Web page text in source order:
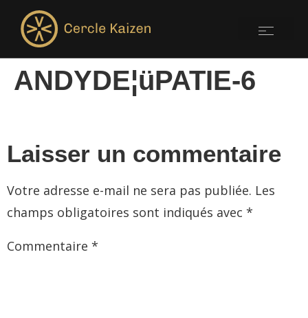
ANDYDE¦üPATIE-6
Laisser un commentaire
Votre adresse e-mail ne sera pas publiée. Les
champs obligatoires sont indiqués avec *
Commentaire *